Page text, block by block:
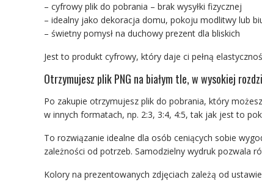
– cyfrowy plik do pobrania – brak wysyłki fizycznej
– idealny jako dekoracja domu, pokoju modlitwy lub
– świetny pomysł na duchowy prezent dla bliskich
Jest to produkt cyfrowy, który daje ci pełną
Otrzymujesz plik PNG na białym tle, w wysokiej
Po zakupie otrzymujesz plik do pobrania, który
w innych formatach, np. 2:3, 3:4, 4:5, tak jak jest to
To rozwiązanie idealne dla osób ceniących sobie
zależności od potrzeb. Samodzielny wydruk pozwala
Kolory na prezentowanych zdjęciach zależą od